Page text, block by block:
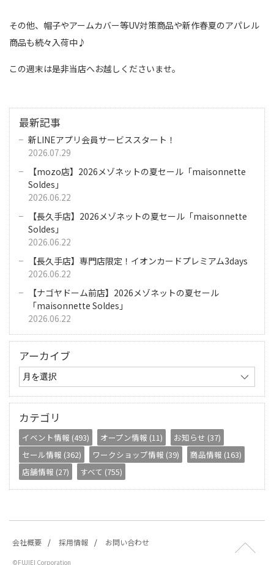
その他、帽子やアームカバー等UV対策商品や新作春夏のアパレル
商品も続々入荷中♪
この週末は是非当店へお越しくださいませ。
最新記事
新LINEアプリ会員サービススタート！
2026.07.29
【mozo店】2026メゾネットの夏セール「maisonnette
Soldes」
2026.06.22
【長久手店】2026メゾネットの夏セール「maisonnette
Soldes」
2026.06.22
【長久手店】専門店限定！イオンカードプレミアム3days
2026.06.22
【ナゴヤドーム前店】2026メゾネットの夏セール
「maisonnette Soldes」
2026.06.22
アーカイブ
カテゴリ
イベント情報 (493) オープン情報 (11)
お知らせ (37)
セール情報 (362)
ワークショップ情報 (39)
商品情報 (163)
店舗情報 (27)
すべて (755)
会社概要 採用情報 お問い合わせ
©FUJIEI Corporation